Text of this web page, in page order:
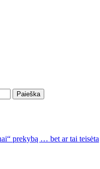
prekybą … bet ar tai teisėta